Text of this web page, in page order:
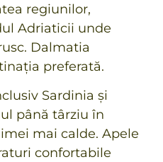
regiunilor,
Adriaticii unde
Dalmatia
preferată.
Sardinia și
până târziu în
mai calde. Apele
confortabile